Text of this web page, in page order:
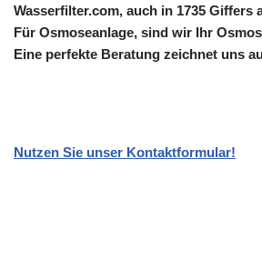
Wasserfilter.com, auch in 1735 Giffers
Für Osmoseanlage, sind wir Ihr
Eine perfekte Beratung zeichnet uns
Nutzen Sie unser Kontaktformular!